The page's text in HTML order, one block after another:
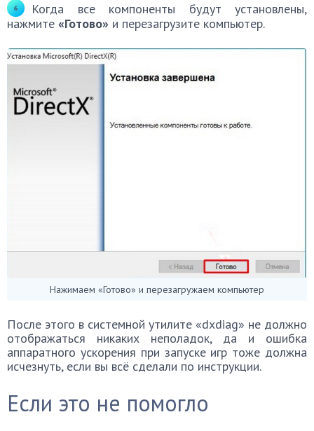
Когда все компоненты будут установлены,
нажмите «Готово» и перезагрузите компьютер.
Нажимаем «Готово» и перезагружаем компьютер
После этого в системной утилите «dxdiag» не должно
отображаться никаких неполадок, да и ошибка
аппаратного ускорения при запуске игр тоже должна
исчезнуть, если вы всё сделали по инструкции.
Если это не помогло